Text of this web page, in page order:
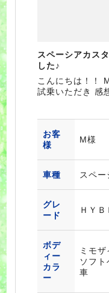
スペーシアカス
した♪
こんにちは！！
試乗いただき 感
お客
様
M様
車種 スペー
グレ
ード
ＨＹ
ボデ
ィー
カラ
ー
ミモ
ソフ
車